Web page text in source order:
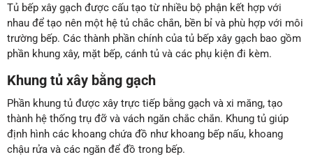
Tủ bếp xây gạch được cấu tạo từ nhiều bộ phận kết hợp với
nhau để tạo nên một hệ tủ chắc chắn, bền bỉ và phù hợp với môi
trường bếp. Các thành phần chính của tủ bếp xây gạch bao gồm
phần khung xây, mặt bếp, cánh tủ và các phụ kiện đi kèm.
Khung tủ xây bằng gạch
Phần khung tủ được xây trực tiếp bằng gạch và xi măng, tạo
thành hệ thống trụ đỡ và vách ngăn chắc chắn. Khung tủ giúp
định hình các khoang chứa đồ như khoang bếp nấu, khoang
chậu rửa và các ngăn để đồ trong bếp.